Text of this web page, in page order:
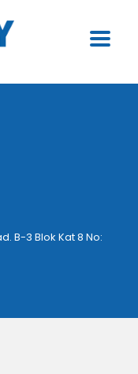
B-3 Blok Kat 8 No: